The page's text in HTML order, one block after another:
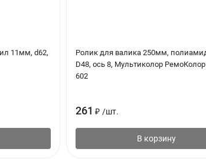
облива, окунания, кистью или валиком в 2 слоя.
11мм, d62,
Ролик для валика 250мм,
D48, ось 8, Мультиколор
602
261 ₽ /шт.
В корзину